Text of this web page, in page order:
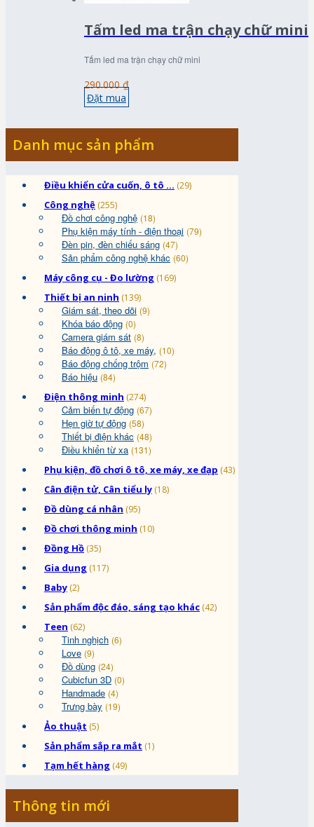
Tấm led ma trận chạy chữ mini
Tấm led ma trận chạy chữ mini
290.000 ₫
Đặt mua
Danh mục sản phẩm
Điều khiển cửa cuốn, ô tô ... (29)
Công nghệ (255)
Đồ chơi công nghệ (18)
Phụ kiện máy tính - điện thoại (79)
Đèn pin, đèn chiếu sáng (47)
Sản phẩm công nghệ khác (60)
Máy công cụ - Đo lường (169)
Thiết bị an ninh (139)
Giám sát, theo dõi (9)
Khóa báo động (0)
Camera giám sát (8)
Báo động ô tô, xe máy, (10)
Báo động chống trộm (72)
Báo hiệu (84)
Điện thông minh (274)
Cảm biến tự động (67)
Hẹn giờ tự động (58)
Thiết bị điện khác (48)
Điều khiển từ xa (131)
Phụ kiện, đồ chơi ô tô, xe máy, xe đạp (43)
Cân điện tử, Cân tiểu ly (18)
Đồ dùng cá nhân (95)
Đồ chơi thông minh (10)
Đồng Hồ (35)
Gia dụng (117)
Baby (2)
Sản phẩm độc đáo, sáng tạo khác (42)
Teen (62)
Tinh nghịch (6)
Love (9)
Đồ dùng (24)
Cubicfun 3D (0)
Handmade (4)
Trưng bày (19)
Ảo thuật (5)
Sản phẩm sắp ra mắt (1)
Tạm hết hàng (49)
Thông tin mới